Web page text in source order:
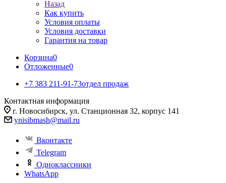
Назад
Как купить
Условия оплаты
Условия доставки
Гарантия на товар
Корзина0
Отложенные0
+7 383 211-91-73отдел продаж
Контактная информация
г. Новосибирск, ул. Станционная 32, корпус 141
ynisibmash@mail.ru
Вконтакте
Telegram
Одноклассники
WhatsApp